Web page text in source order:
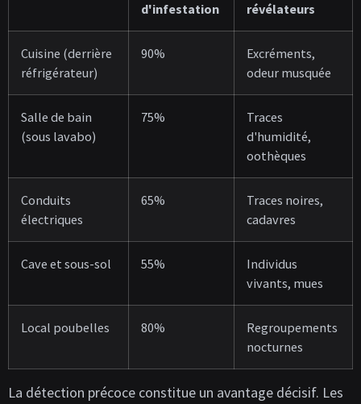
d'infestation
révélateurs
Cuisine (derrière
réfrigérateur)
90%
Excréments,
odeur musquée
Salle de bain
(sous lavabo)
75%
Traces
d'humidité,
oothèques
Conduits
électriques
65%
Traces noires,
cadavres
Cave et sous-sol 55%
Individus
vivants, mues
Local poubelles 80%
Regroupements
nocturnes
La détection précoce constitue un avantage décisif. Les